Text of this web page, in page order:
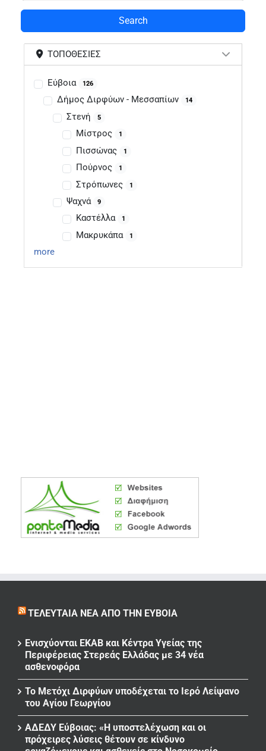
Search
ΤΟΠΟΘΕΣΊΕΣ
Εύβοια 126
Δήμος Διρφύων - Μεσσαπίων 14
Στενή 5
Μίστρος 1
Πισσώνας 1
Πούρνος 1
Στρόπωνες 1
Ψαχνά 9
Καστέλλα 1
Μακρυκάπα 1
more
ΤΕΛΕΥΤΑΊΑ ΝΈΑ ΑΠΌ ΤΗΝ ΕΎΒΟΙΑ
Ενισχύονται ΕΚΑΒ και Κέντρα Υγείας της
Περιφέρειας Στερεάς Ελλάδας με 34 νέα
ασθενοφόρα
Το Μετόχι Διρφύων υποδέχεται το Ιερό Λείψανο
του Αγίου Γεωργίου
ΑΔΕΔΥ Εύβοιας: «Η υποστελέχωση και οι
πρόχειρες λύσεις θέτουν σε κίνδυνο